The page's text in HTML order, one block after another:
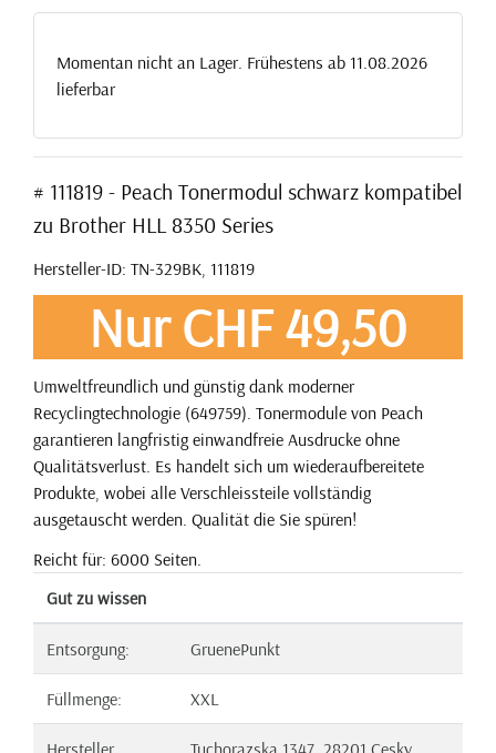
Momentan nicht an Lager. Frühestens ab 11.08.2026
lieferbar
# 111819 - Peach Tonermodul schwarz kompatibel
zu Brother HLL 8350 Series
Hersteller-ID: TN-329BK, 111819
Nur CHF 49,50
Umweltfreundlich und günstig dank moderner
Recyclingtechnologie (649759). Tonermodule von Peach
garantieren langfristig einwandfreie Ausdrucke ohne
Qualitätsverlust. Es handelt sich um wiederaufbereitete
Produkte, wobei alle Verschleissteile vollständig
ausgetauscht werden. Qualität die Sie spüren!
Reicht für: 6000 Seiten.
Gut zu wissen
Entsorgung: GruenePunkt
Füllmenge: XXL
Hersteller
Tuchorazska 1347, 28201 Cesky